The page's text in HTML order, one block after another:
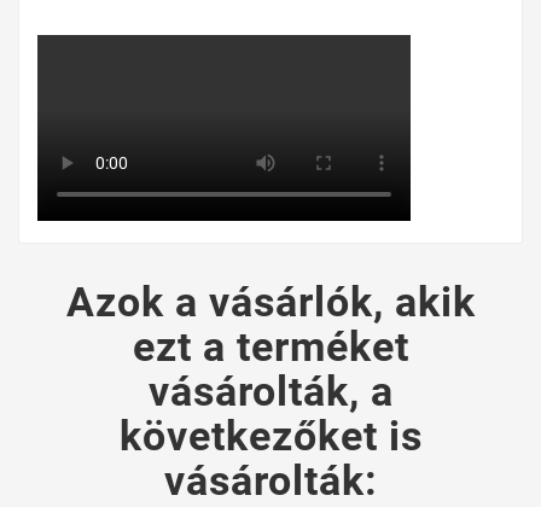
Azok a vásárlók, akik
ezt a terméket
vásárolták, a
következőket is
vásárolták: